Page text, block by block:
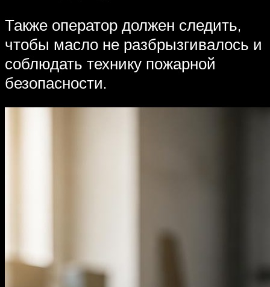
Также оператор должен следить,
чтобы масло не разбрызгивалось и
соблюдать технику пожарной
безопасности.